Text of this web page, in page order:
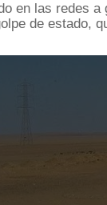
en las redes
de estado,